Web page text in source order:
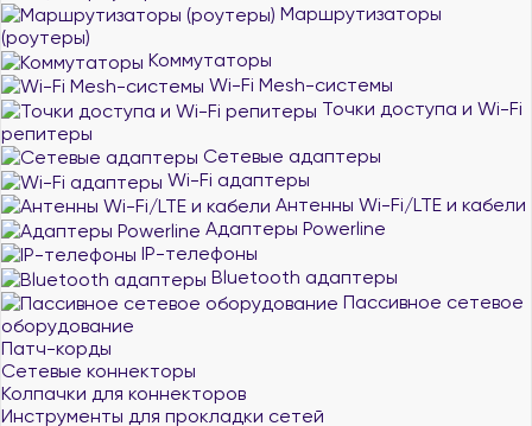
Маршрутизаторы
(роутеры)
Коммутаторы
Wi-Fi Mesh-системы
Точки доступа и Wi-Fi
репитеры
Сетевые адаптеры
Wi-Fi адаптеры
Антенны Wi-Fi/LTE и кабели
Адаптеры Powerline
IP-телефоны
Bluetooth адаптеры
Пассивное сетевое
оборудование
Патч-корды
Сетевые коннекторы
Колпачки для коннекторов
Инструменты для прокладки сетей